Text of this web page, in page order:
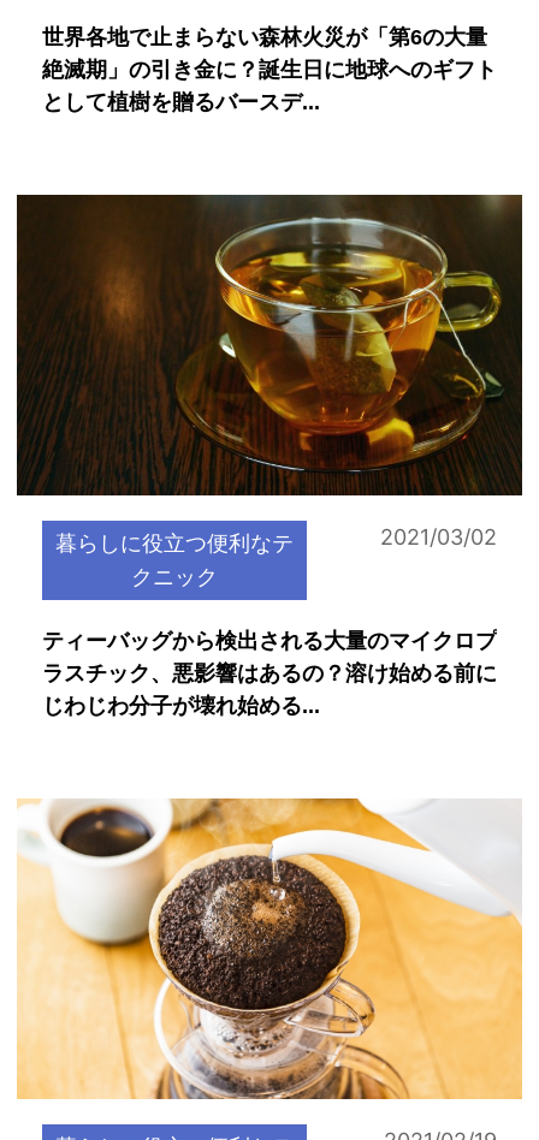
世界各地で止まらない森林火災が「第6の大量
絶滅期」の引き金に？誕生日に地球へのギフト
として植樹を贈るバースデ...
暮らしに役立つ便利なテ
クニック
2021/03/02
ティーバッグから検出される大量のマイクロプ
ラスチック、悪影響はあるの？溶け始める前に
じわじわ分子が壊れ始める...